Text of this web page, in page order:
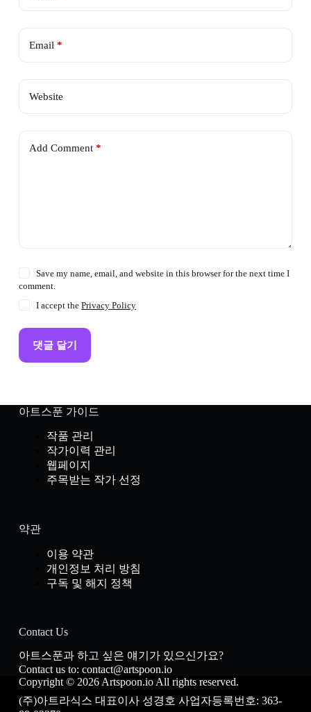
Email *
Website
Add Comment*
Save my name, email, and website in this browser for the next time I
comment.
I accept thePrivacy Policy
댓글 달기
아트스푼 가이드
작품 관리
작가이력 관리
웹페이지
주목받는 작가 선정
약관
이용 약관
개인정보 처리 방침
구독 및 해지 정책
Contact Us
아트스푼과 하고 싶은 얘기가 있으신가요?
Contact us to: contact@artspoon.io
Copyright © 2026 Artspoon.io All rights reserved.
(주)아트라식스 대표이사 성경호 사업자등록번호: 363-